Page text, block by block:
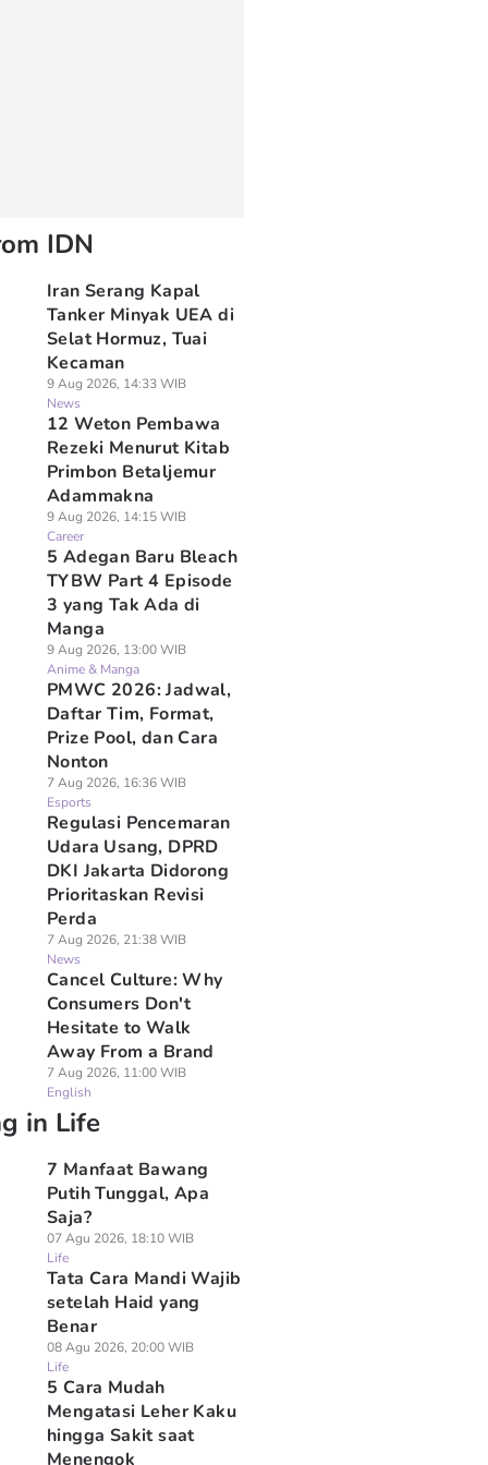
IDN
Iran Serang Kapal
Tanker Minyak UEA di
Selat Hormuz, Tuai
Kecaman
9 Aug 2026, 14:33 WIB
News
12 Weton Pembawa
Rezeki Menurut Kitab
Primbon Betaljemur
Adammakna
9 Aug 2026, 14:15 WIB
Career
5 Adegan Baru Bleach
TYBW Part 4 Episode
3 yang Tak Ada di
Manga
9 Aug 2026, 13:00 WIB
Anime & Manga
PMWC 2026: Jadwal,
Daftar Tim, Format,
Prize Pool, dan Cara
Nonton
7 Aug 2026, 16:36 WIB
Esports
Regulasi Pencemaran
Udara Usang, DPRD
DKI Jakarta Didorong
Prioritaskan Revisi
Perda
7 Aug 2026, 21:38 WIB
News
Cancel Culture: Why
Consumers Don't
Hesitate to Walk
Away From a Brand
7 Aug 2026, 11:00 WIB
English
in Life
7 Manfaat Bawang
Putih Tunggal, Apa
Saja?
07 Agu 2026, 18:10 WIB
Life
Tata Cara Mandi Wajib
setelah Haid yang
Benar
08 Agu 2026, 20:00 WIB
Life
5 Cara Mudah
Mengatasi Leher Kaku
hingga Sakit saat
Menengok